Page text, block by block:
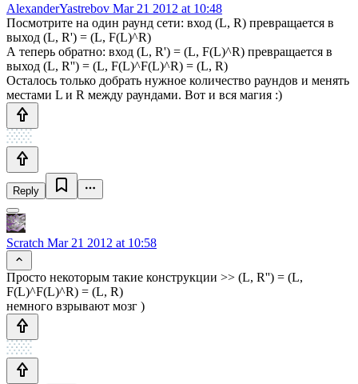
AlexanderYastrebov Mar 21 2012 at 10:48
Посмотрите на один раунд сети: вход (L, R) превращается в
выход (L, R') = (L, F(L)^R)
А теперь обратно: вход (L, R') = (L, F(L)^R) превращается в
выход (L, R'') = (L, F(L)^F(L)^R) = (L, R)
Осталось только добрать нужное количество раундов и менять
местами L и R между раундами. Вот и вся магия :)
Reply
Scratch Mar 21 2012 at 10:58
Просто некоторым такие конструкции >> (L, R'') = (L,
F(L)^F(L)^R) = (L, R)
немного взрывают мозг )